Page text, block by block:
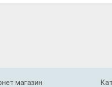
магазин